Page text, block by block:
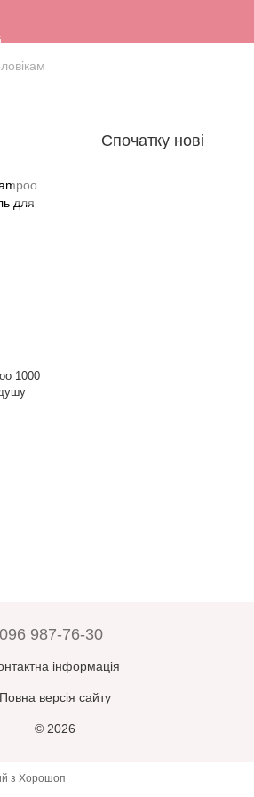
Спочатку нові
1000
096 987-76-30
інформація
Повна версія сайту
© 2026
з Хорошоп